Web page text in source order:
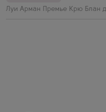
Луи Арман Премье Крю Блан